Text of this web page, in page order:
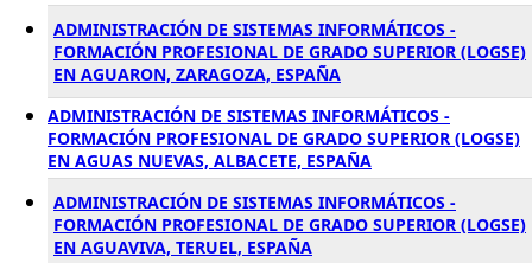
ADMINISTRACIÓN DE SISTEMAS INFORMÁTICOS -
FORMACIÓN PROFESIONAL DE GRADO SUPERIOR (LOGSE)
EN AGUARON, ZARAGOZA, ESPAÑA
ADMINISTRACIÓN DE SISTEMAS INFORMÁTICOS -
FORMACIÓN PROFESIONAL DE GRADO SUPERIOR (LOGSE)
EN AGUAS NUEVAS, ALBACETE, ESPAÑA
ADMINISTRACIÓN DE SISTEMAS INFORMÁTICOS -
FORMACIÓN PROFESIONAL DE GRADO SUPERIOR (LOGSE)
EN AGUAVIVA, TERUEL, ESPAÑA